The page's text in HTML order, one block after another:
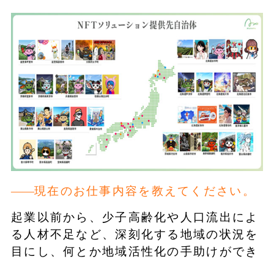
現在のお仕事内容を教えてください。
起業以前から、少子高齢化や人口流出によ
る人材不足など、深刻化する地域の状況を
目にし、何とか地域活性化の手助けができ